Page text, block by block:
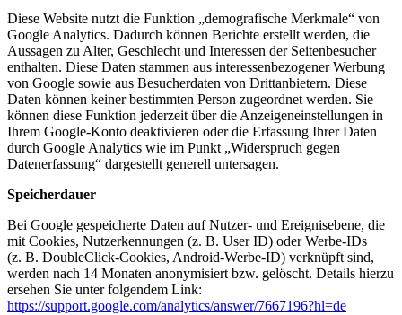
Diese Website nutzt die Funktion „demografische Merkmale“ von
Google Analytics. Dadurch können Berichte erstellt werden, die
Aussagen zu Alter, Geschlecht und Interessen der Seitenbesucher
enthalten. Diese Daten stammen aus interessenbezogener Werbung
von Google sowie aus Besucherdaten von Drittanbietern. Diese
Daten können keiner bestimmten Person zugeordnet werden. Sie
können diese Funktion jederzeit über die Anzeigeneinstellungen in
Ihrem Google-Konto deaktivieren oder die Erfassung Ihrer Daten
durch Google Analytics wie im Punkt „Widerspruch gegen
Datenerfassung“ dargestellt generell untersagen.
Speicherdauer
Bei Google gespeicherte Daten auf Nutzer- und Ereignisebene, die
mit Cookies, Nutzerkennungen (z. B. User ID) oder Werbe-IDs
(z. B. DoubleClick-Cookies, Android-Werbe-ID) verknüpft sind,
werden nach 14 Monaten anonymisiert bzw. gelöscht. Details hierzu
ersehen Sie unter folgendem Link:
https://support.google.com/analytics/answer/7667196?hl=de